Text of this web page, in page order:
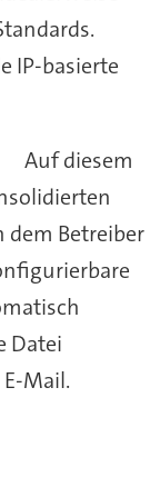
IP-basierte
Auf diesem
Betreiber
Datei
Mail.